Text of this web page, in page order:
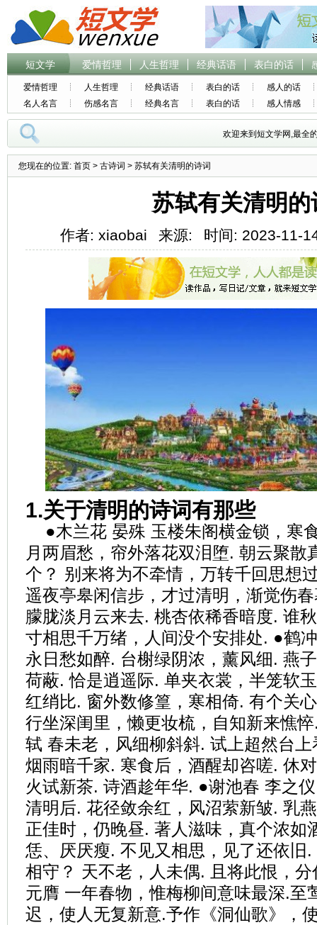
短文学 爱情哲理 人生哲理 经典话语 表白的话
爱情哲理 人生哲理 经典话语 表白的话
感人的话
名人名言
伤感名言 经典名言 表白的话 感人情感
欢迎来到短文学网,最全
您现在的位置: 首页 > 古诗词 > 苏轼有关清明的诗词
苏轼有关清明的
作者: xiaobai 来源: 时间: 2023-11-
1.关于清明的诗词有那些
●木兰花 晏殊 玉楼朱阁横金锁，寒
月两眉愁，帘外落花双泪堕. 朝云聚散
个？ 别来将为不牵情，万转千回思想
遥夜亭皋闲信步，才过清明，渐觉伤
朦胧淡月云来去. 桃杏依稀香暗度. 谁
寸相思千万绪，人间没个安排处. ●鹤
永日愁如醉. 台榭绿阴浓，薰风细. 燕
荷蔽. 恰是逍遥际. 单夹衣裳，半笼软
红绡比. 窗外数修篁，寒相倚. 有个关
行坐深闺里，懒更妆梳，自知新来憔
轼 春未老，风细柳斜斜. 试上超然台
烟雨暗千家. 寒食后，酒醒却咨嗟. 休
火试新茶. 诗酒趁年华. ●谢池春 李之
清明后. 花径敛余红，风沼萦新皱. 乳
正佳时，仍晚昼. 著人滋味，真个浓如
恁、厌厌瘦. 不见又相思，见了还依旧
相守？ 天不老，人未偶. 且将此恨，
元膺 一年春物，惟梅柳间意味最深.至
迟，使人无复新意.予作《洞仙歌》，